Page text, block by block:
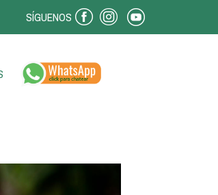
SÍGUENOS